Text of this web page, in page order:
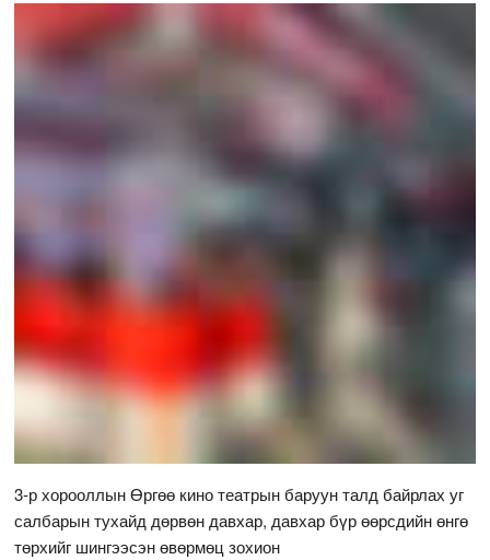
3-р хорооллын Өргөө кино театрын баруун талд байрлах уг
салбарын тухайд дөрвөн давхар, давхар бүр өөрсдийн өнгө
төрхийг шингээсэн өвөрмөц зохион